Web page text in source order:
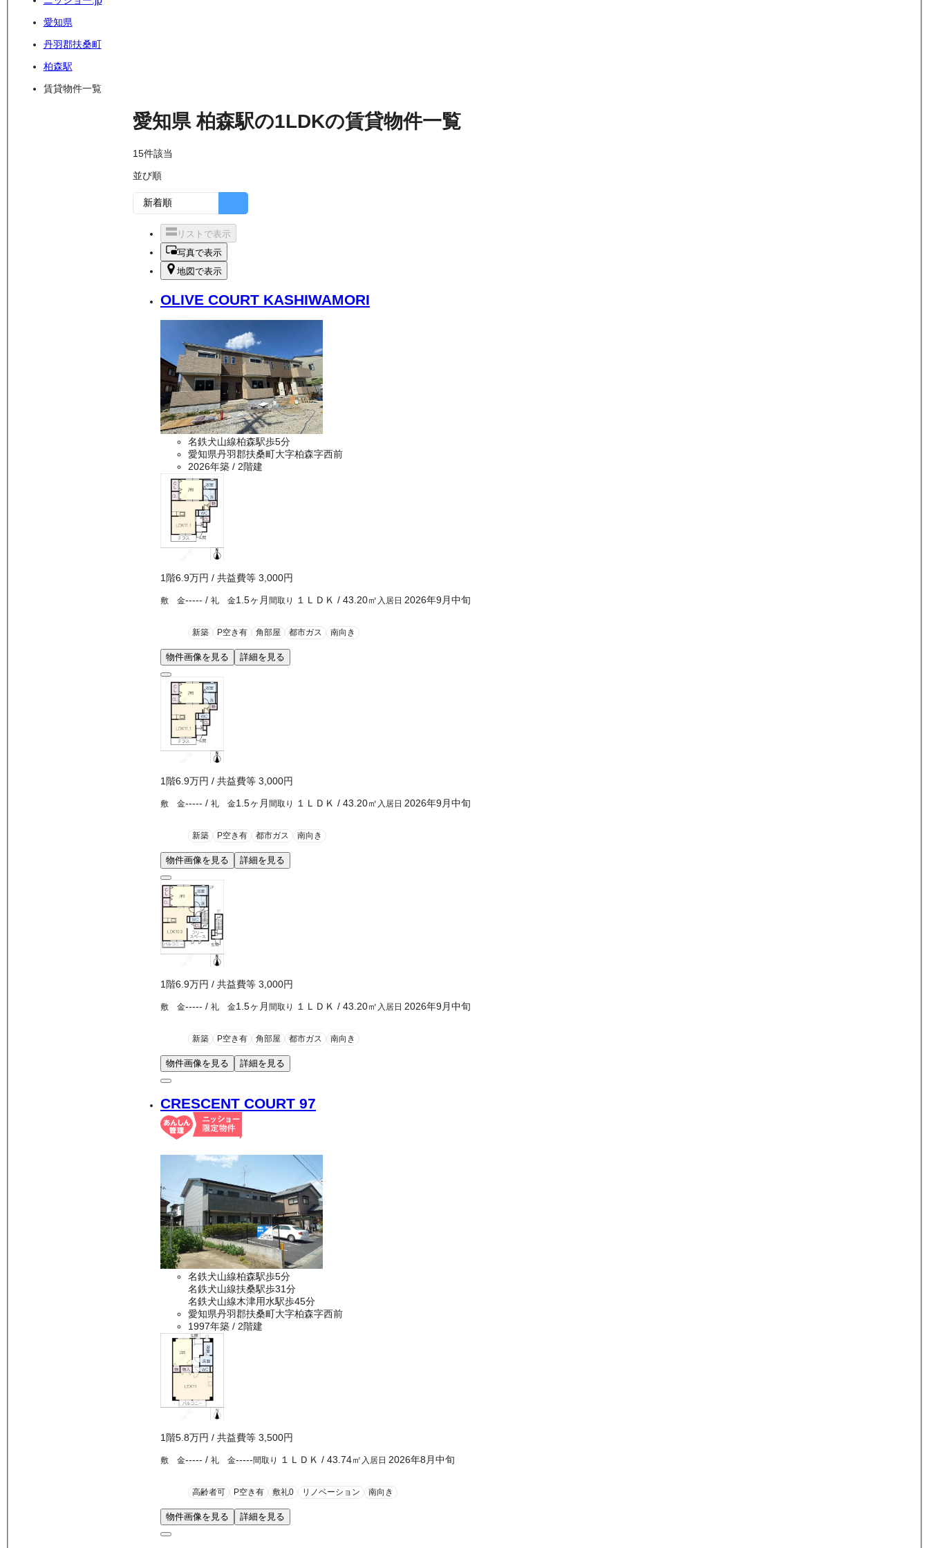
愛知県
丹羽郡扶桑町
柏森駅
賃貸物件一覧
愛知県柏森駅の1LDKの賃貸物件一覧
15件該当
並び順
リストで表示
写真で表示
地図で表示
OLIVE COURT KASHIWAMORI
名鉄犬山線柏森駅歩5分
愛知県丹羽郡扶桑町大字柏森字西前
2026年築 / 2階建
1階6.9万円 / 共益費等 3,000円
敷 金----- / 礼 金1.5ヶ月 間取り １ＬＤＫ / 43.20㎡ 入居日 2026年9月中旬
新築 P空き有 角部屋 都市ガス 南向き
物件画像を見る 詳細を見る
1階6.9万円 / 共益費等 3,000円
敷 金----- / 礼 金1.5ヶ月 間取り １ＬＤＫ / 43.20㎡ 入居日 2026年9月中旬
新築 P空き有 都市ガス 南向き
物件画像を見る 詳細を見る
1階6.9万円 / 共益費等 3,000円
敷 金----- / 礼 金1.5ヶ月 間取り １ＬＤＫ / 43.20㎡ 入居日 2026年9月中旬
新築 P空き有 角部屋 都市ガス 南向き
物件画像を見る 詳細を見る
CRESCENT COURT 97
名鉄犬山線柏森駅歩5分
名鉄犬山線扶桑駅歩31分
名鉄犬山線木津用水駅歩45分
愛知県丹羽郡扶桑町大字柏森字西前
1997年築 / 2階建
1階5.8万円 / 共益費等 3,500円
敷 金----- / 礼 金-----間取り １ＬＤＫ / 43.74㎡ 入居日 2026年8月中旬
高齢者可 P空き有 敷礼0 リノベーション 南向き
物件画像を見る 詳細を見る